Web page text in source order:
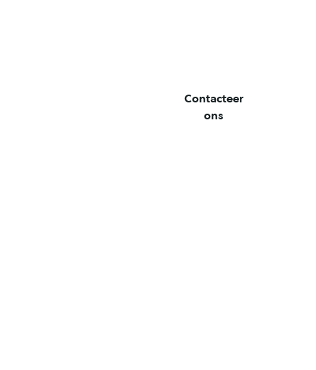
Contacteer
ons